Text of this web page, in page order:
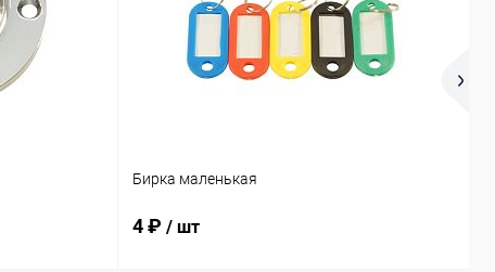
Бирка маленькая
4 ₽ / шт